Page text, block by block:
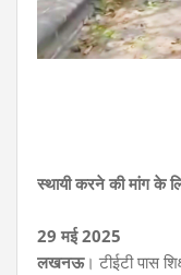
स्थायी करने की मांग के
29 मई 2025
लखनऊ। टीईटी पास